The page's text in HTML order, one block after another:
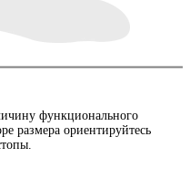
функционального
размера ориентируйтесь